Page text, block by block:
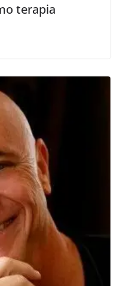
terapia